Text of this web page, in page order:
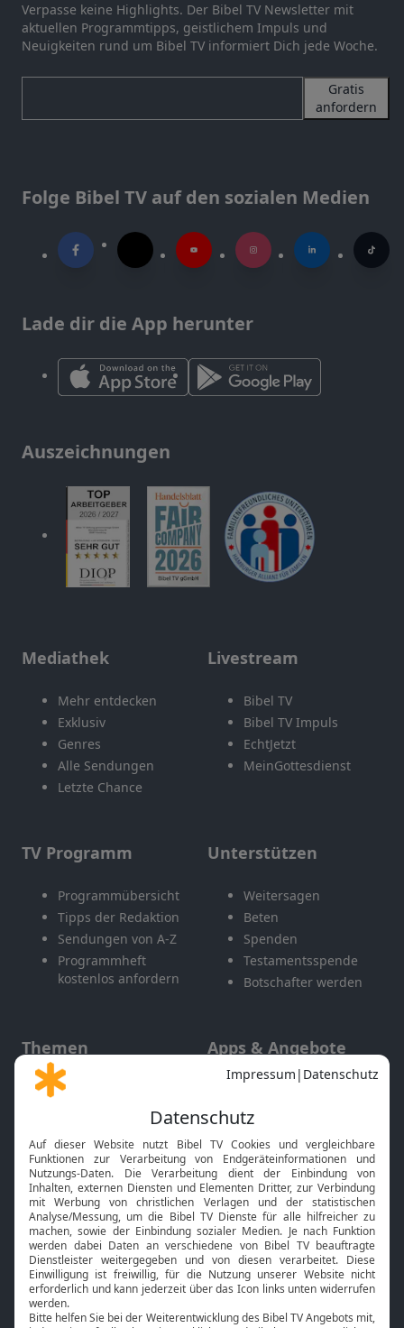
Verpasse keine Highlights. Der Bibel TV Newsletter mit
aktuellen Programmtipps, geistlichem Impuls und
Neuigkeiten rund um Bibel TV informiert Dich jede Woche.
Gratis
anfordern
Folge Bibel TV auf den sozialen Medien
Lade dir die App herunter
Auszeichnungen
Mediathek
Mehr entdecken
Exklusiv
Genres
Alle Sendungen
Letzte Chance
Livestream
Bibel TV
Bibel TV Impuls
EchtJetzt
MeinGottesdienst
TV Programm
Programmübersicht
Tipps der Redaktion
Sendungen von A-Z
Programmheft
kostenlos anfordern
Unterstützen
Weitersagen
Beten
Spenden
Testamentsspende
Botschafter werden
Themen
Gott und Bibel erklärt
Neuigkeiten
Apps & Angebote
Mobile App
Smart TV
HbbTV
Bibelthek Online-Bibel
Nächster Gottesdienst
Bibel TV Service